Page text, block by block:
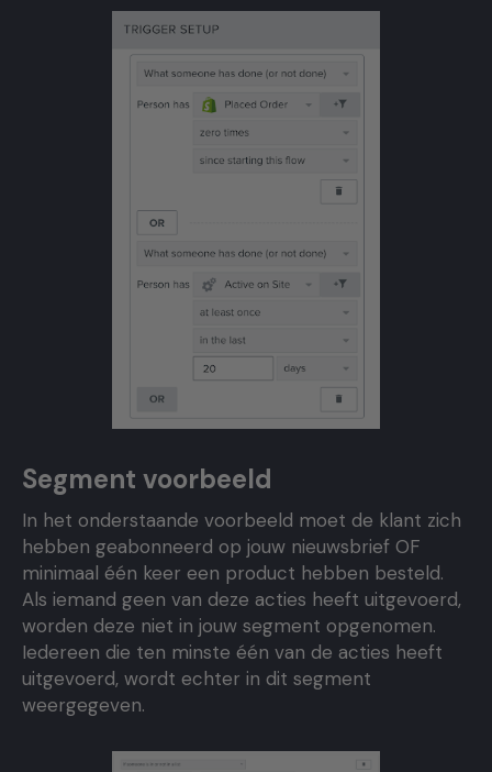
Segment voorbeeld
In het onderstaande voorbeeld moet de klant zich
hebben geabonneerd op jouw nieuwsbrief OF
minimaal één keer een product hebben besteld.
Als iemand geen van deze acties heeft uitgevoerd,
worden deze niet in jouw segment opgenomen.
Iedereen die ten minste één van de acties heeft
uitgevoerd, wordt echter in dit segment
weergegeven.